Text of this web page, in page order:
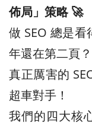
佈局」策略 🚀
做 SEO 總是
年還在第二頁？
真正厲害的
超車對手！
我們的四大核